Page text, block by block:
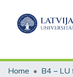
Home